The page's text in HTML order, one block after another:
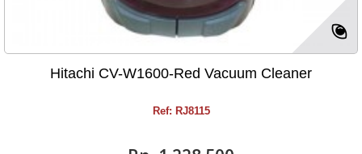
Hitachi CV-W1600-Red Vacuum Cleaner
Ref: RJ8115